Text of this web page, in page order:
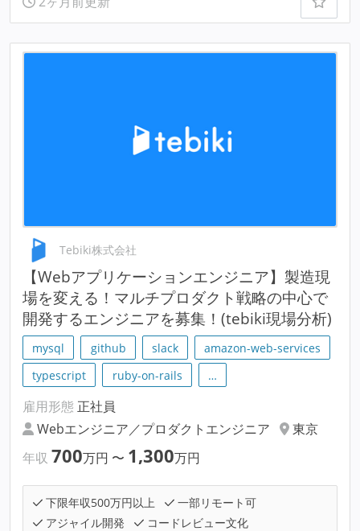
Tebiki株式会社
【Webアプリケーションエンジニア】製造現
場を変える！マルチプロダクト戦略の中心で
開発するエンジニアを募集！(tebiki現場分析)
mysql github slack
amazon-web-services
typescript
ruby-on-rails …
雇用形態 正社員
Webエンジニア／プロダクトエンジニア
東京
年収 700万円 〜 1,300万円
下限年収500万円以上
一部リモート可
アジャイル開発
コードレビュー文化